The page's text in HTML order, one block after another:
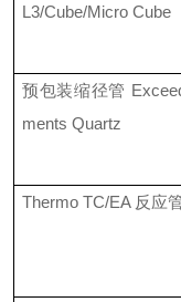
L3/Cube/Micro Cube
预包装缩径管
ments Quartz
Thermo TC/EA 反应